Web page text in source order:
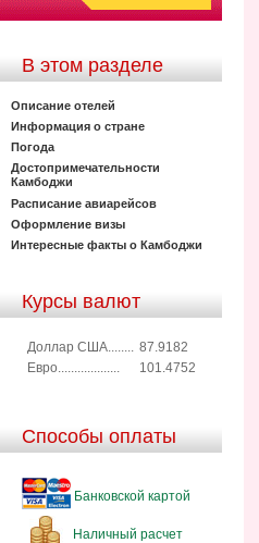
В этом разделе
Описание отелей
Информация о стране
Погода
Достопримечательности
Камбоджи
Расписание авиарейсов
Оформление визы
Интересные факты о Камбоджи
Курсы валют
Доллар США........ 87.9182
Евро...................
101.4752
Способы оплаты
Банковской картой
Наличный расчет